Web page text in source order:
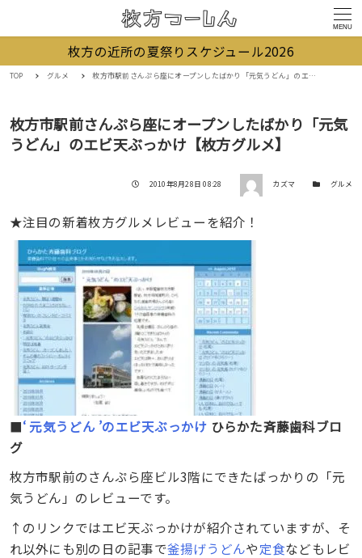
MENU
枚方の近所の夏祭りスケジュール2026
TOP グルメ 枚方市駅前さんぷら座にオープンしたばかり「元気うどん」のエビ天ぶっかけ【枚方グルメ】
枚方市駅前さんぷら座にオープンしたばかり「元気
うどん」のエビ天ぶっかけ【枚方グルメ】
投稿日
2010年8月28日 08:28 著者 カズマ カテゴリー
グルメ
★注目の新着枚方グルメレビューを紹介！
■‘ 元気うどん ’のエビ天ぶっかけ ひらかた斉藤歯科ブロ
グ
枚方市駅前のさんぷら座ビル3階にできたばっかりの「元
気うどん」のレビューです。
↑のリンクではエビ天ぶっかけが紹介されていますが、そ
れ以外にも別の日の記事で釜揚げうどんや定食などもレビ